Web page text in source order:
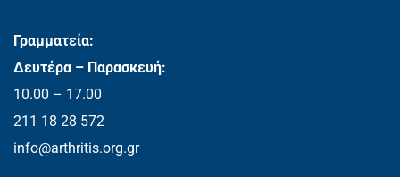
Γραμματεία:
Δευτέρα – Παρασκευή:
10.00 – 17.00
211 18 28 572
info@arthritis.org.gr